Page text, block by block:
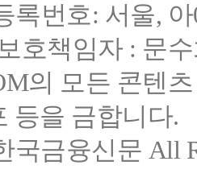
록번호: 서울,
호책임자 : 문
의 모든 콘텐
등을 금합니다.
금융신문 All